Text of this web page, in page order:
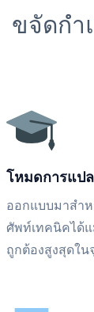
ขจัดกำ
โหมดการแป
ออกแบบมาสำ
ศัพท์เทคนิคได้แ
ถูกต้องสูงสุดใ